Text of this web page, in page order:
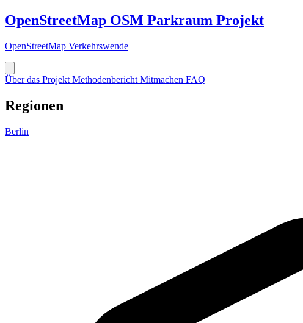
OpenStreetMap OSM Parkraum Projekt
OpenStreetMap Verkehrswende
Über das Projekt Methodenbericht Mitmachen FAQ
Regionen
Berlin